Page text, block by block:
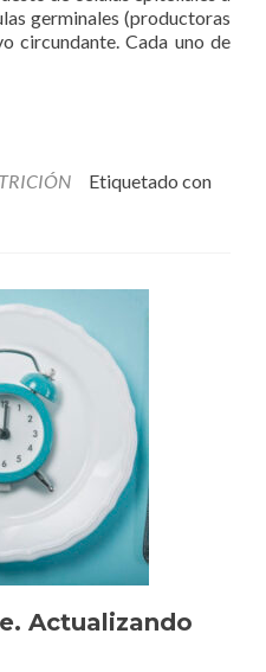
germinales (productoras
circundante. Cada uno de
Etiquetado con
Actualizando